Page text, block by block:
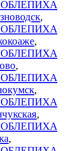
,
,
,
,
,
,